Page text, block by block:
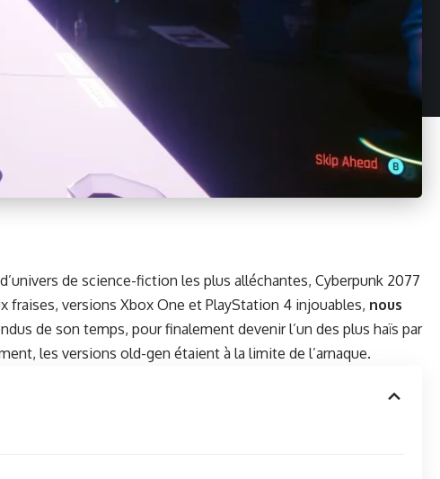
de sci­ence-fic­tion les plus alléchantes, Cyber­punk 2077
frais­es, ver­sions Xbox One et PlaySta­tion 4 injouables, nous
de son temps, pour finale­ment devenir l’un des plus haïs par
les ver­sions old-gen étaient à la lim­ite de l’arnaque.